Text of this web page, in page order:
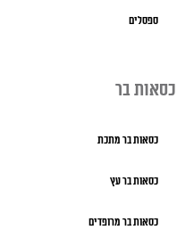
ספסלים
כסאות בר
כסאות בר מתכת
כסאות בר עץ
כסאות בר מרופדים